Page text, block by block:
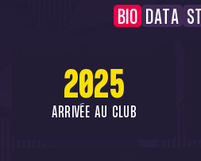
BIO DATA
2025
ARRIVÉE AU CLUB